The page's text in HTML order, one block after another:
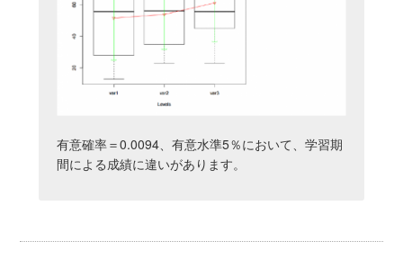
有意確率＝0.0094、有意水準5％において、学習期
間による成績に違いがあります。